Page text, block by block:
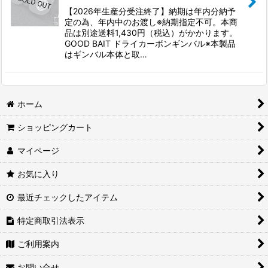
【2026年生産分受注終了】納期は年内分納予
定の為、年内中のお渡し※納期指定不可。本商
品は別途送料1,430円（税込）がかかります。
GOOD BAIT ドライカーボンギンバル※本製品
はギンバル本体と取…
ホーム
ショッピングカート
マイページ
お気に入り
最近チェックしたアイテム
特定商取引法表示
ご利用案内